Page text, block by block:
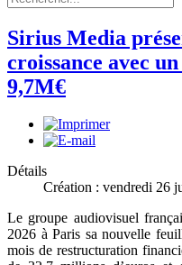
Sirius Media
croissance avec
9,7M€
Détails
Création : vendredi 26
Le groupe audiovisuel
2026 à Paris sa nouvelle
mois de restructuration